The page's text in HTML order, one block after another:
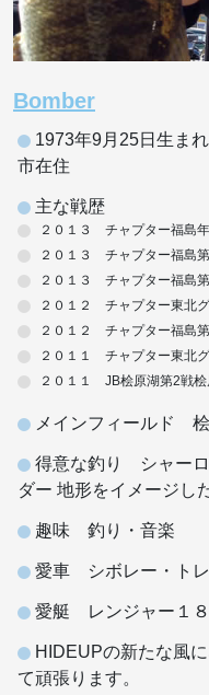
Bomber
1973年9月25日生ま
市在住
主な戦歴
２０１３ チャプター福島
２０１３ チャプター福島
２０１３ チャプター福島
２０１２ チャプター東北
２０１２ チャプター福島
２０１１ チャプター東北
２０１１ JB桧原湖第2戦
メインフィールド
得意な釣り シャーロ
ダー 地形をイメージし
趣味 釣り・音楽
愛車 シボレー・ト
愛艇 レンジャー１
HIDEUPの新たな風
て頑張ります。